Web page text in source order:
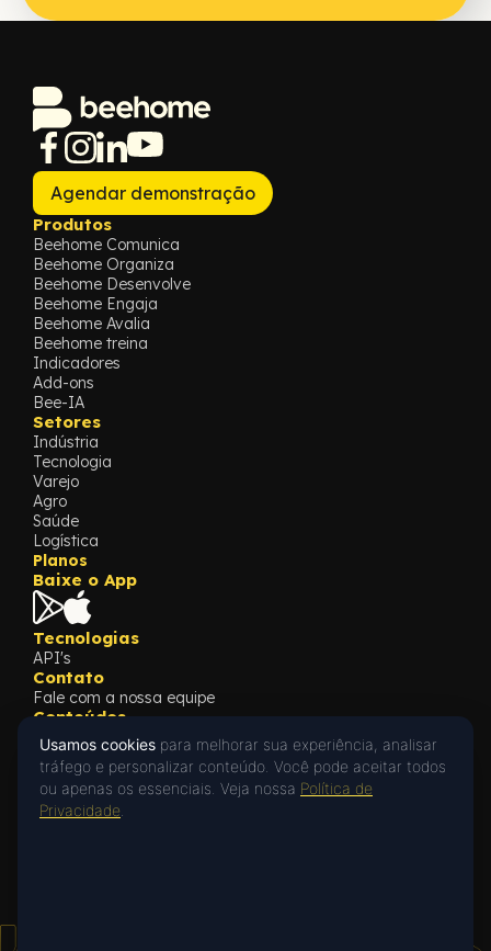
Agendar demonstração
Produtos
Beehome Comunica
Beehome Organiza
Beehome Desenvolve
Beehome Engaja
Beehome Avalia
Beehome treina
Indicadores
Add-ons
Bee-IA
Setores
Indústria
Tecnologia
Varejo
Agro
Saúde
Logística
Planos
Baixe o App
Tecnologias
API's
Contato
Fale com a nossa equipe
Conteúdos
Blog
Cases
What's New
Privacidade
Privacy Policy
Usamos cookies para melhorar sua experiência, analisar
tráfego e personalizar conteúdo. Você pode aceitar todos
ou apenas os essenciais. Veja nossa Política de
Privacidade
Oi! 👋 Posso ajudar?